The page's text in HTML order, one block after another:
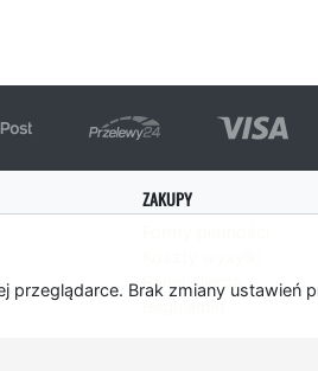
Brak zmiany ustawień
ZAKUPY
Panel Klienta
Regulamin